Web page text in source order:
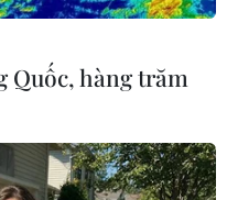
Quốc, hàng trăm